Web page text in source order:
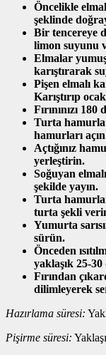
Öncelikle
şeklinde
Bir tencereye
limon suyunu
Elmalar
karıştırarak
Pişen elmalı
Karıştırıp
Fırınınızı 180
Turta
hamurları
Açtığınız
yerleştirin.
Soğuyan
şekilde yayın.
Turta
turta şekli
Yumurta
sürün.
Önceden
yaklaşık 25-
Fırından
dilimleyerek
Hazırlama süresi:
Pişirme süresi: